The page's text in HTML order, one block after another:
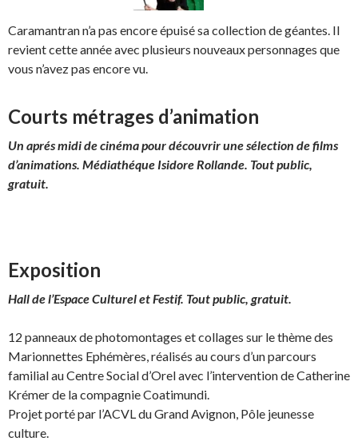
Caramantran n’a pas encore épuisé sa collection de géantes. Il
revient cette année avec plusieurs nouveaux personnages que
vous n’avez pas encore vu.
Courts métrages d’animation
Un aprés midi de cinéma pour découvrir une sélection de films
d’animations. Médiathéque Isidore Rollande. Tout public,
gratuit.
Exposition
Hall de l’Espace Culturel et Festif. Tout public, gratuit.
12 panneaux de photomontages et collages sur le thème des
Marionnettes Ephémères, réalisés au cours d’un parcours
familial au Centre Social d’Orel avec l’intervention de Catherine
Krémer de la compagnie Coatimundi.
Projet porté par l’ACVL du Grand Avignon, Pôle jeunesse
culture.